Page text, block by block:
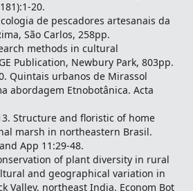
20.
de pescadores artesanais da
São Carlos, 258pp.
methods in cultural
Publication, Newbury Park, 803pp.
Quintais urbanos de Mirassol
abordagem Etnobotânica. Acta
Structure and floristic of home
marsh in northeastern Brasil.
App 11:29-48.
of plant diversity in rural
and geographical variation in
Valley, northeast India. Econom Bot